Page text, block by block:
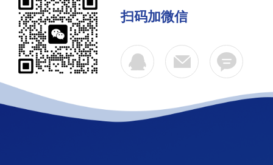
扫码加微信